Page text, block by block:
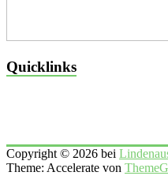
Quicklinks
Copyright © 2026 bei
Theme: Accelerate von